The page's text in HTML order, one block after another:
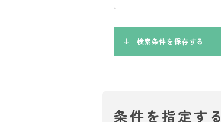
検索条件を保存する
条件を指定する